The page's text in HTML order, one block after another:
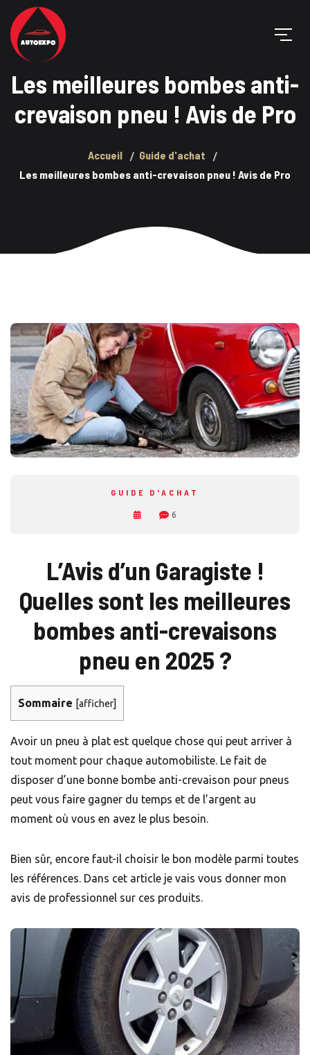
Les meilleures bombes anti-
crevaison pneu ! Avis de Pro
Accueil
Guide d'achat
Les meilleures bombes anti-crevaison pneu ! Avis de Pro
GUIDE D'ACHAT
6
L’Avis d’un Garagiste !
Quelles sont les meilleures
bombes anti-crevaisons
pneu en 2025 ?
Sommaire [afficher]
Avoir un pneu à plat est quelque chose qui peut arriver à
tout moment pour chaque automobiliste. Le fait de
disposer d’une bonne bombe anti-crevaison pour pneus
peut vous faire gagner du temps et de l’argent au
moment où vous en avez le plus besoin.
Bien sûr, encore faut-il choisir le bon modèle parmi toutes
les références. Dans cet article je vais vous donner mon
avis de professionnel sur ces produits.